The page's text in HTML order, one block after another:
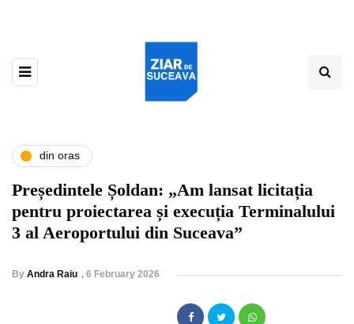
din oras
Președintele Șoldan: „Am lansat licitația
pentru proiectarea și execuția Terminalului
3 al Aeroportului din Suceava”
By Andra Raiu , 6 February 2026